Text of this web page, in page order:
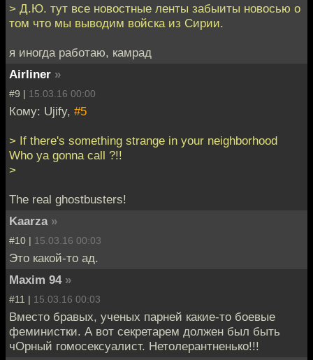
> Д.Ю. тут все новостные ленты забыиты новосью о
том что мы выводим войска из Сирии.
я иногда работаю, камрад
Airliner »
#9 | 15.03.16 00:00
Кому: Ujify, #5
> If there's something strange in your neighborhood
Who ya gonna call ?!!
>
The real ghostbusters!
Kaarza »
#10 | 15.03.16 00:03
Это какой-то ад.
Maxim 94 »
#11 | 15.03.16 00:03
Вместо бравых, ученых парней какие-то боевые
феминистки. А вот секретарем должен был быть
чОрный гомосексуалист. Нетолерантненько!!!